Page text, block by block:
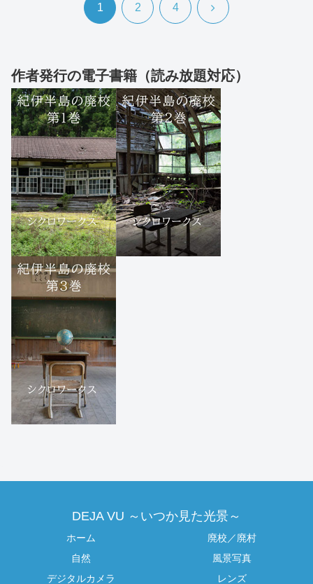
1 2 4 次
作者発行の電子書籍（読み放題対応）
DEJA VU ～いつか見た光景～
ホーム
廃校／廃村
自然
風景写真
デジタルカメラ
レンズ